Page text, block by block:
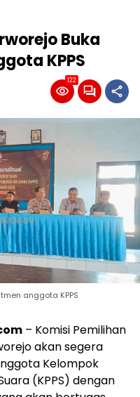
Buka
KPPS
122
anggota KPPS
– Komisi Pemilihan
akan segera
Kelompok
(KPPS) dengan